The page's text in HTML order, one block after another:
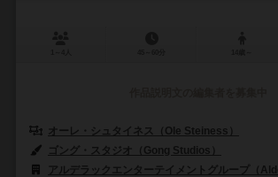
オーレ・シュタイネス（Ole Steiness）
ゴング・スタジオ（Gong Studios）
アルデラックエンターテイメントグループ（